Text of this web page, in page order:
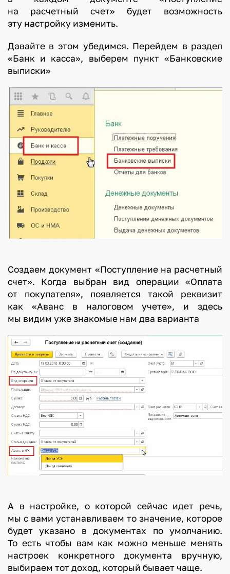
на расчетный счет» будет возможность
эту настройку изменить.
Давайте в этом убедимся. Перейдем в раздел
«Банк и касса», выберем пункт «Банковские
выписки»
Создаем документ «Поступление на расчетный
счет». Когда выбран вид операции «Оплата
от покупателя», появляется такой реквизит
как «Аванс в налоговом учете», и здесь
мы видим уже знакомые нам два варианта
А в настройке, о которой сейчас идет речь,
мы с вами устанавливаем то значение, которое
будет указано в документах по умолчанию.
То есть чтобы вам как можно меньше менять
настроек конкретного документа вручную,
выбираем тот доход, который бывает чаще.